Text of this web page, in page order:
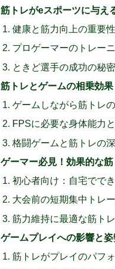
筋トレがeスポーツに与え
健康と筋力向上の重要性
プロゲーマーのトレー
ときど選手の成功の秘密
筋トレとゲームの相乗効果
ゲームしながら筋トレ
FPSに必要な身体能力
格闘ゲームと筋トレの
ゲーマー必見！効果的な
初心者向け：自宅でで
大会前の短期集中トレ
筋力維持に最適な筋ト
ゲームプレイへの影響と
筋トレがプレイのパフ